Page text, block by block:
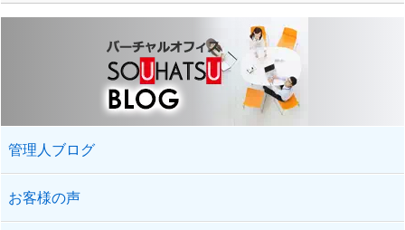
管理人ブログ
お客様の声